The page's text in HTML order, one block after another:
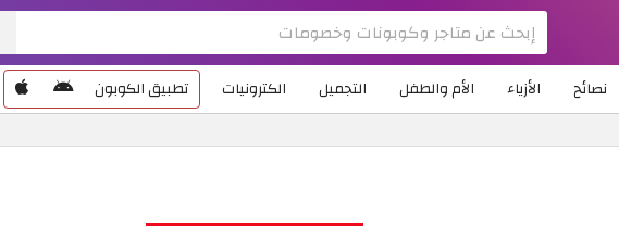
نصائح الأزياء الأم والطفل التجميل الكترونيات تطبيق الكوبون